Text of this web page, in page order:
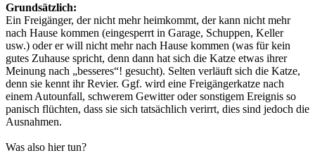
Grundsätzlich:
Ein Freigänger, der nicht mehr heimkommt, der kann nicht mehr
nach Hause kommen (eingesperrt in Garage, Schuppen, Keller
usw.) oder er will nicht mehr nach Hause kommen (was für kein
gutes Zuhause spricht, denn dann hat sich die Katze etwas ihrer
Meinung nach „besseres“! gesucht). Selten verläuft sich die Katze,
denn sie kennt ihr Revier. Ggf. wird eine Freigängerkatze nach
einem Autounfall, schwerem Gewitter oder sonstigem Ereignis so
panisch flüchten, dass sie sich tatsächlich verirrt, dies sind jedoch die
Ausnahmen.
Was also hier tun?